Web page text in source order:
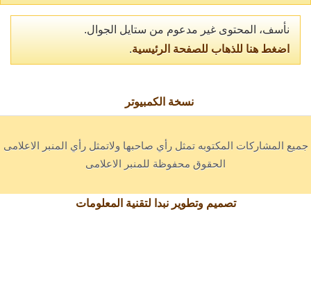
نأسف، المحتوى غير مدعوم من ستايل الجوال.
اضغط هنا للذهاب للصفحة الرئيسية.
نسخة الكمبيوتر
جميع المشاركات المكتوبه تمثل رأي صاحبها ولاتمثل رأي المنبر الاعلامى
الحقوق محفوظة للمنبر الاعلامى
تصميم وتطوير نبدا لتقنية المعلومات